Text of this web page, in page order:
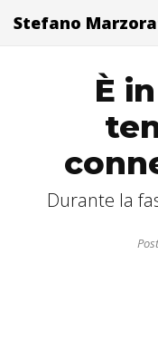
Stefano
È
Durante la